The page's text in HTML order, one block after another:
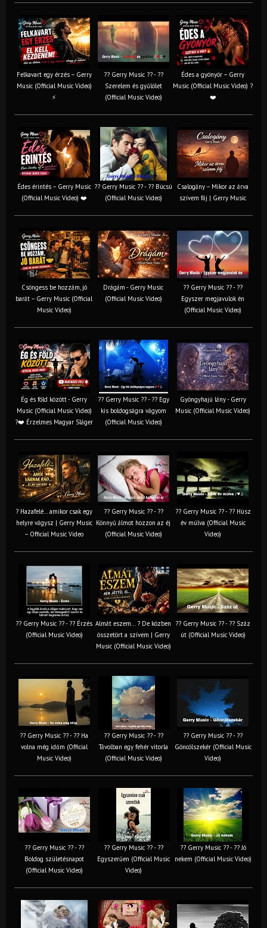
Felkavart egy érzés – Gerry
Music (Official Music Video)
⚡
?? Gerry Music ?? - ??
Szerelem és gyűlölet
(Official Music Video)
Édes a gyönyör – Gerry
Music (Official Music Video) ?
❤️
Édes érintés – Gerry Music
(Official Music Video) ❤️
?? Gerry Music ?? - ?? Búcsú
(Official Music Video)
Csalogány – Mikor az árva
szívem fáj | Gerry Music
Csöngess be hozzám, jó
barát – Gerry Music (Official
Music Video)
Drágám - Gerry Music
(Official Music Video)
?? Gerry Music ?? - ??
Egyszer megjavulok én
(Official Music Video)
Ég és föld között - Gerry
Music (Official Music Video)
?❤️ Érzelmes Magyar Sláger
?? Gerry Music ?? - ?? Egy
kis boldogságra vágyom
(Official Music Video)
Gyöngyhajú lány - Gerry
Music (Official Music Video)
? Hazafelé… amikor csak egy
helyre vágysz | Gerry Music
– Official Music Video
?? Gerry Music ?? - ??
Könnyű álmot hozzon az éj
(Official Music Video)
?? Gerry Music ?? - ?? Húsz
év múlva (Official Music
Video)
?? Gerry Music ?? - ?? Érzés
(Official Music Video)
Almát eszem… ? De közben
összetört a szívem | Gerry
Music (Official Music Video)
?? Gerry Music ?? - ?? Száz
út (Official Music Video)
?? Gerry Music ?? - ?? Ha
volna még időm (Official
Music Video)
?? Gerry Music ?? - ??
Távolban egy fehér vitorla
(Official Music Video)
?? Gerry Music ?? - ??
Göncölszekér (Official Music
Video)
?? Gerry Music ?? - ??
Boldog születésnapot
(Official Music Video)
?? Gerry Music ?? - ??
Egyszerűen (Official Music
Video)
?? Gerry Music ?? - ?? Jó
nekem (Official Music Video)